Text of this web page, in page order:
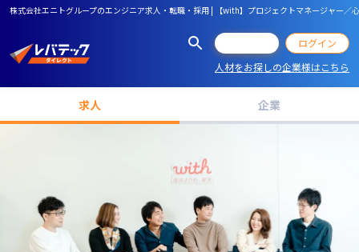
株式会社エニトグループのエンジニア求人・転職・採用 | 【with】プロジェクトマネージャー
ログイン
人材をお探しの企業様はこちら
求人 企業